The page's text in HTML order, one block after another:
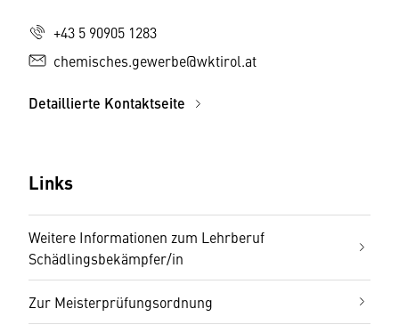
+43 5 90905 1283
chemisches.gewerbe@wktirol.at
Detaillierte Kontaktseite
Links
Weitere Informationen zum Lehrberuf
Schädlingsbekämpfer/in
Zur Meisterprüfungsordnung